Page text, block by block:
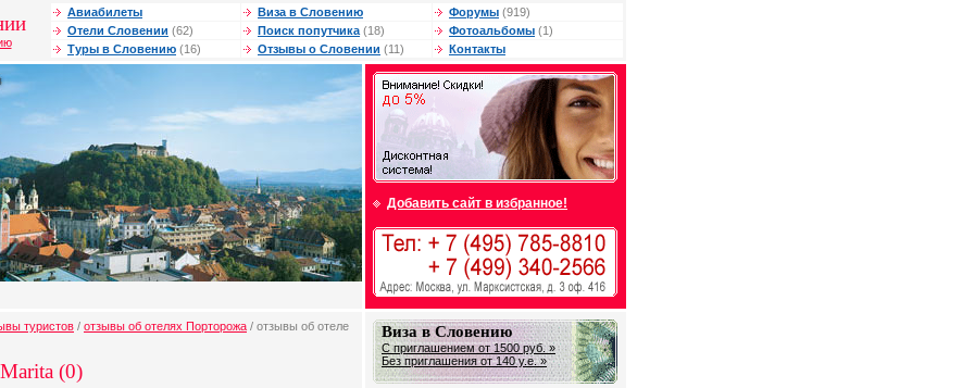
Авиабилеты Виза в Словению Форумы (919)
Отели Словении (62) Поиск попутчика (18) Фотоальбомы (1)
Туры в Словению (16) Отзывы о Словении (11) Контакты
Добавить сайт в избранное!
туристов / отзывы об отелях Порторожа / отзывы об отеле
(0)
Виза в Словению
С приглашением от 1500 руб. »
Без приглашения от 140 у.е. »